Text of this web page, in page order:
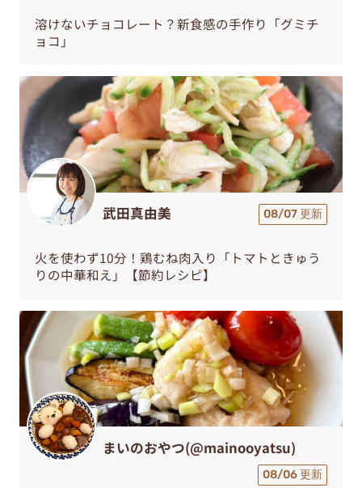
溶けないチョコレート？新食感の手作り「グミチ
ョコ」
武田真由美 08/07 更新
火を使わず10分！鶏むね肉入り「トマトときゅう
りの中華和え」【節約レシピ】
まいのおやつ(@mainooyatsu)
08/06 更新